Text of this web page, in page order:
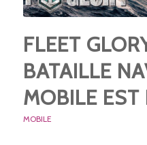
FLEET
BATAILLE
MOBILE EST
MOBILE